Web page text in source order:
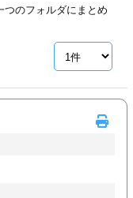
つのフォルダにまとめ